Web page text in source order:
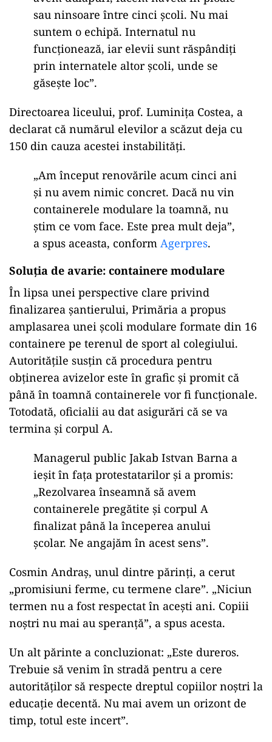
sau ninsoare între cinci școli. Nu mai
suntem o echipă. Internatul nu
funcționează, iar elevii sunt răspândiți
prin internatele altor școli, unde se
găsește loc”.
Directoarea liceului, prof. Luminița Costea, a
declarat că numărul elevilor a scăzut deja cu
150 din cauza acestei instabilități.
„Am început renovările acum cinci ani
și nu avem nimic concret. Dacă nu vin
containerele modulare la toamnă, nu
știm ce vom face. Este prea mult deja”,
a spus aceasta, conform Agerpres.
Soluția de avarie: containere modulare
În lipsa unei perspective clare privind
finalizarea șantierului, Primăria a propus
amplasarea unei școli modulare formate din 16
containere pe terenul de sport al colegiului.
Autoritățile susțin că procedura pentru
obținerea avizelor este în grafic și promit că
până în toamnă containerele vor fi funcționale.
Totodată, oficialii au dat asigurări că se va
termina și corpul A.
Managerul public Jakab Istvan Barna a
ieșit în fața protestatarilor și a promis:
„Rezolvarea înseamnă să avem
containerele pregătite și corpul A
finalizat până la începerea anului
școlar. Ne angajăm în acest sens”.
Cosmin Andraș, unul dintre părinți, a cerut
„promisiuni ferme, cu termene clare”. „Niciun
termen nu a fost respectat în acești ani. Copiii
noștri nu mai au speranță”, a spus acesta.
Un alt părinte a concluzionat: „Este dureros.
Trebuie să venim în stradă pentru a cere
autorităților să respecte dreptul copiilor noștri la
educație decentă. Nu mai avem un orizont de
timp, totul este incert”.